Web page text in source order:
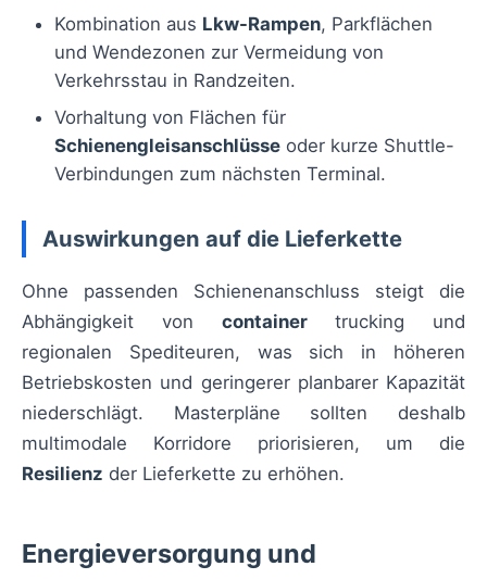
Kombination aus Lkw-Rampen, Parkflächen
und Wendezonen zur Vermeidung von
Verkehrsstau in Randzeiten.
Vorhaltung von Flächen für
Schienengleisanschlüsse oder kurze Shuttle-
Verbindungen zum nächsten Terminal.
Auswirkungen auf die Lieferkette
Ohne passenden Schienenanschluss steigt die
Abhängigkeit von containertrucking und
regionalen Spediteuren, was sich in höheren
Betriebskosten und geringerer planbarer Kapazität
niederschlägt. Masterpläne sollten deshalb
multimodale Korridore priorisieren, um die
Resilienz der Lieferkette zu erhöhen.
Energieversorgung und